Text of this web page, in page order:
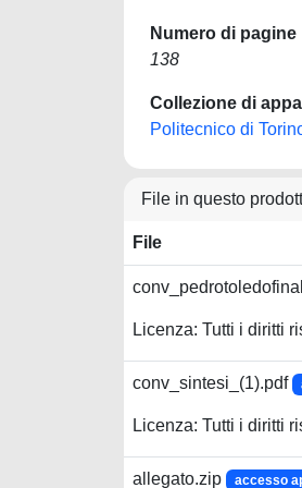
Numero di pagine
138
Collezione di
Politecnico di
File in questo
File
Licenza: Tutti i diritti
conv_sintesi_(1).pdf
Licenza: Tutti i diritti
allegato.zip accesso